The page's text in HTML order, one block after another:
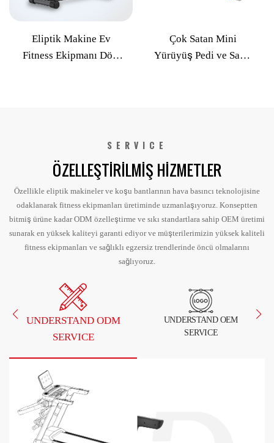
Eliptik Makine Ev
Fitness Ekipmanı Dört
Çok Satan Mini
Yürüyüş Pedi ve Saplı
SERVICE
ÖZELLEŞTIRILMIŞ HIZMETLER
Özellikle eliptik makineler ve koşu bantlarının hava basıncı teknolojisine
odaklanarak fitness ekipmanları üretiminde uzmanlaşıyoruz. Konseptten
bitmiş ürüne kadar ODM özelleştirme ve sıkı standartlara sahip OEM üretimi
sunarak en yüksek kaliteyi garanti ediyor ve müşterilerimizin yüksek kaliteli
fitness ekipmanları ve sağlıklı egzersiz trendlerinde öncü olmalarını
sağlıyoruz.
UNDERSTAND ODM
SERVICE
UNDERSTAND OEM
SERVICE